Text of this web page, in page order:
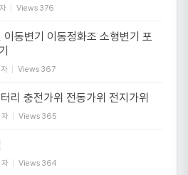
Views 376
동변기 이동정화조 소형변기 포
Views 367
리 충전가위 전동가위 전지가위
자 Views 365
자 Views 364